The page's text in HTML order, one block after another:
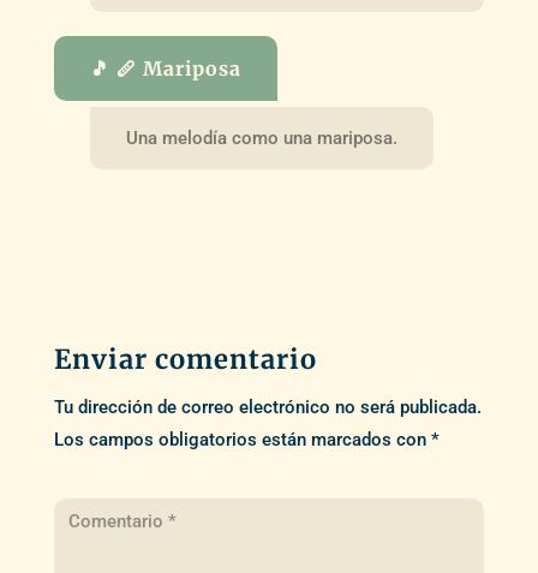
🎵 🪈 Mariposa
Una melodía como una mariposa.
Enviar comentario
Tu dirección de correo electrónico no será publicada.
Los campos obligatorios están marcados con *